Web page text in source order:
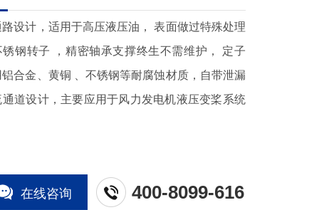
设计，适用于高压液压油， 表面做过特殊处理
锈钢转子 ，精密轴承支撑终生不需维护， 定子
合金、黄铜 、不锈钢等耐腐蚀材质，自带泄漏
通道设计，主要应用于风力发电机液压变桨系统
在线咨询 400-8099-616